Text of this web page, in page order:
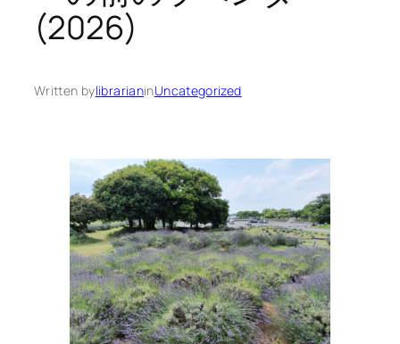
(2026)
Written bylibrarianinUncategorized